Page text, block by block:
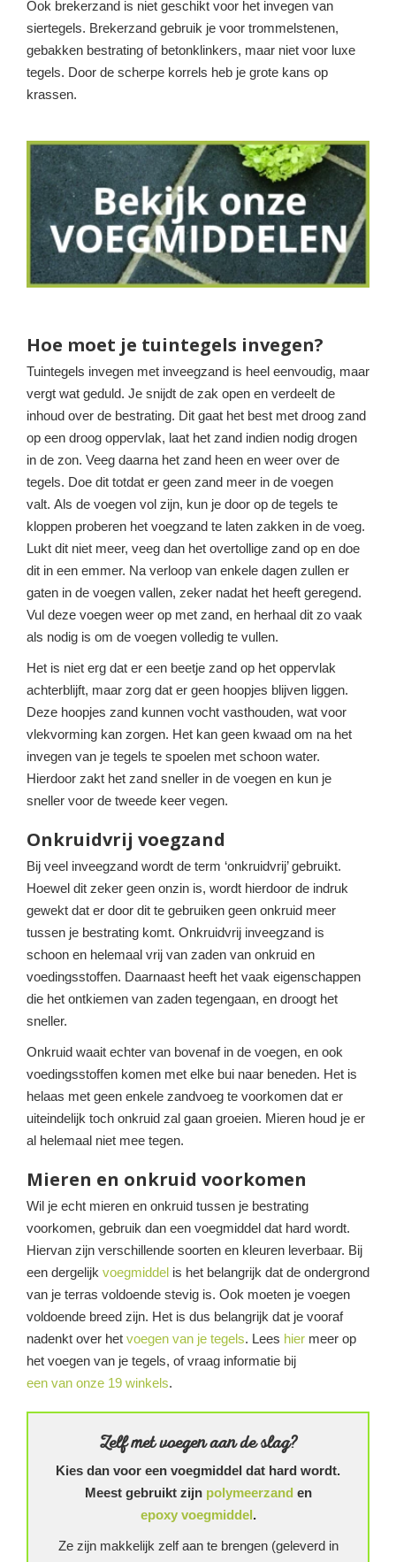
Ook brekerzand is niet geschikt voor het invegen van
siertegels. Brekerzand gebruik je voor trommelstenen,
gebakken bestrating of betonklinkers, maar niet voor luxe
tegels. Door de scherpe korrels heb je grote kans op
krassen.
Hoe moet je tuintegels invegen?
Tuintegels invegen met inveegzand is heel eenvoudig, maar
vergt wat geduld. Je snijdt de zak open en verdeelt de
inhoud over de bestrating. Dit gaat het best met droog zand
op een droog oppervlak, laat het zand indien nodig drogen
in de zon. Veeg daarna het zand heen en weer over de
tegels. Doe dit totdat er geen zand meer in de voegen
valt. Als de voegen vol zijn, kun je door op de tegels te
kloppen proberen het voegzand te laten zakken in de voeg.
Lukt dit niet meer, veeg dan het overtollige zand op en doe
dit in een emmer. Na verloop van enkele dagen zullen er
gaten in de voegen vallen, zeker nadat het heeft geregend.
Vul deze voegen weer op met zand, en herhaal dit zo vaak
als nodig is om de voegen volledig te vullen.
Het is niet erg dat er een beetje zand op het oppervlak
achterblijft, maar zorg dat er geen hoopjes blijven liggen.
Deze hoopjes zand kunnen vocht vasthouden, wat voor
vlekvorming kan zorgen. Het kan geen kwaad om na het
invegen van je tegels te spoelen met schoon water.
Hierdoor zakt het zand sneller in de voegen en kun je
sneller voor de tweede keer vegen.
Onkruidvrij voegzand
Bij veel inveegzand wordt de term ‘onkruidvrij’ gebruikt.
Hoewel dit zeker geen onzin is, wordt hierdoor de indruk
gewekt dat er door dit te gebruiken geen onkruid meer
tussen je bestrating komt. Onkruidvrij inveegzand is
schoon en helemaal vrij van zaden van onkruid en
voedingsstoffen. Daarnaast heeft het vaak eigenschappen
die het ontkiemen van zaden tegengaan, en droogt het
sneller.
Onkruid waait echter van bovenaf in de voegen, en ook
voedingsstoffen komen met elke bui naar beneden. Het is
helaas met geen enkele zandvoeg te voorkomen dat er
uiteindelijk toch onkruid zal gaan groeien. Mieren houd je er
al helemaal niet mee tegen.
Mieren en onkruid voorkomen
Wil je echt mieren en onkruid tussen je bestrating
voorkomen, gebruik dan een voegmiddel dat hard wordt.
Hiervan zijn verschillende soorten en kleuren leverbaar. Bij
een dergelijk voegmiddel is het belangrijk dat de ondergrond
van je terras voldoende stevig is. Ook moeten je voegen
voldoende breed zijn. Het is dus belangrijk dat je vooraf
nadenkt over het voegen van je tegels. Lees hier meer op
het voegen van je tegels, of vraag informatie bij
een van onze 19 winkels.
Zelf met voegen aan de slag?
Kies dan voor een voegmiddel dat hard wordt.
Meest gebruikt zijn polymeerzand en
epoxy voegmiddel.
Ze zijn makkelijk zelf aan te brengen (geleverd in